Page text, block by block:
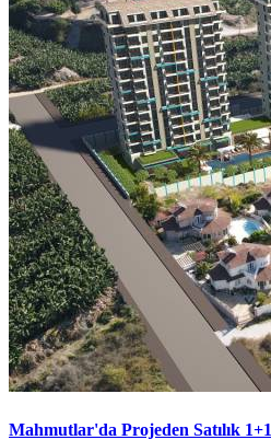
Mahmutlar'da Projeden Satılık 1+1